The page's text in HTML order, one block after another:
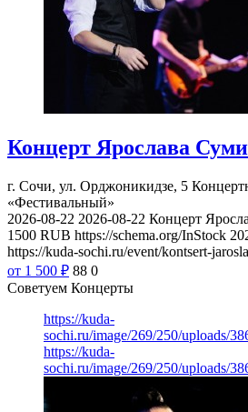
Концерт Ярослава
г. Сочи, ул. Орджоникидзе, 5
«Фестивальный»
2026-08-22 2026-08-22 Концерт
1500 RUB https://schema.org/InStock
https://kuda-sochi.ru/event/kontsert-
от 1 500 ₽ 88 0
Советуем Концерты
https://kuda-
sochi.ru/image/269/250/uploads/
https://kuda-
sochi.ru/image/269/250/uploads/